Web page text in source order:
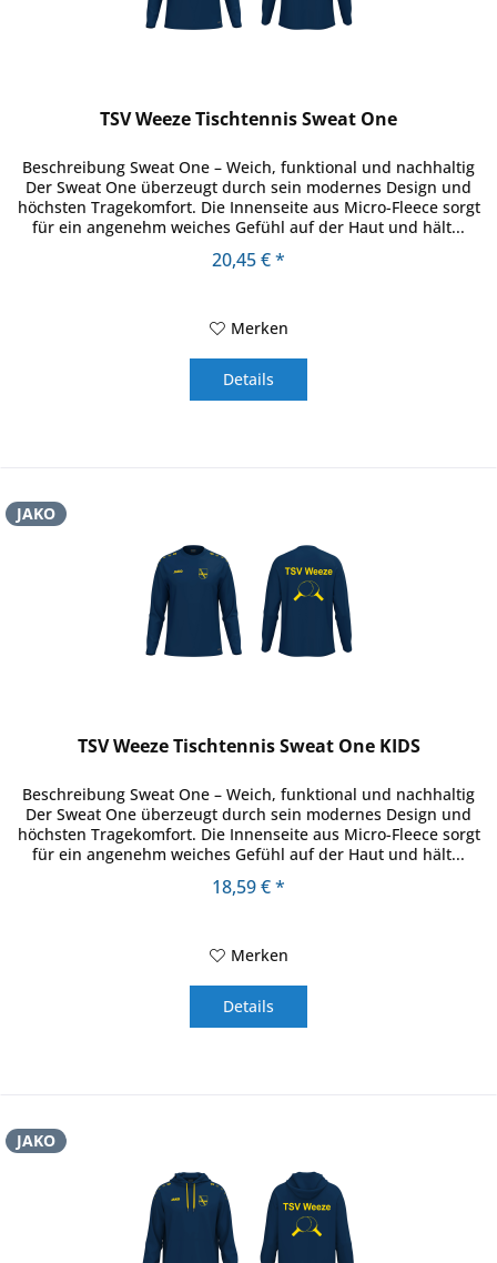
TSV Weeze Tischtennis Sweat One
Beschreibung Sweat One – Weich, funktional und nachhaltig
Der Sweat One überzeugt durch sein modernes Design und
höchsten Tragekomfort. Die Innenseite aus Micro-Fleece sorgt
für ein angenehm weiches Gefühl auf der Haut und hält...
20,45 € *
Merken
Details
JAKO
TSV Weeze Tischtennis Sweat One KIDS
Beschreibung Sweat One – Weich, funktional und nachhaltig
Der Sweat One überzeugt durch sein modernes Design und
höchsten Tragekomfort. Die Innenseite aus Micro-Fleece sorgt
für ein angenehm weiches Gefühl auf der Haut und hält...
18,59 € *
Merken
Details
JAKO